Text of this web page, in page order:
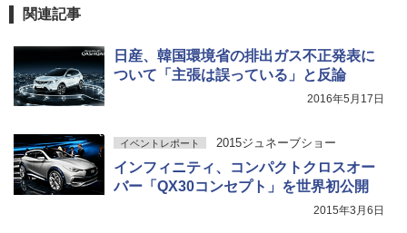
関連記事
日産、韓国環境省の排出ガス不正発表に
ついて「主張は誤っている」と反論
2016年5月17日
イベントレポート 2015ジュネーブショー
インフィニティ、コンパクトクロスオー
バー「QX30コンセプト」を世界初公開
2015年3月6日